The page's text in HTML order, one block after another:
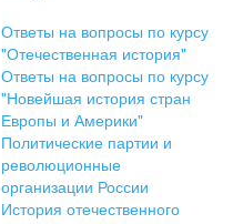
Ответы на вопросы по курсу
"Отечественная история"
Ответы на вопросы по курсу
"Новейшая история стран
Европы и Америки"
Политические партии и
революционные
организации России
История отечественного